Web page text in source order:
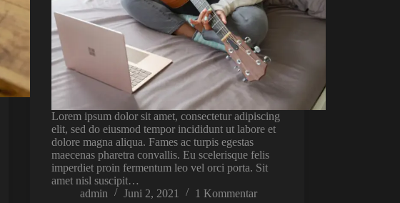
Lorem ipsum dolor sit amet, consectetur adipiscing
elit, sed do eiusmod tempor incididunt ut labore et
dolore magna aliqua. Fames ac turpis egestas
maecenas pharetra convallis. Eu scelerisque felis
imperdiet proin fermentum leo vel orci porta. Sit
amet nisl suscipit…
admin
Juni 2, 2021 1 Kommentar